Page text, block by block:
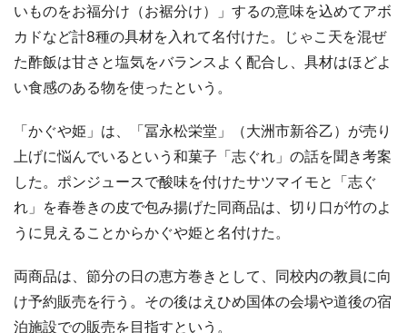
いものをお福分け（お裾分け）」するの意味を込めてアボ
カドなど計8種の具材を入れて名付けた。じゃこ天を混ぜ
た酢飯は甘さと塩気をバランスよく配合し、具材はほどよ
い食感のある物を使ったという。
「かぐや姫」は、「冨永松栄堂」（大洲市新谷乙）が売り
上げに悩んでいるという和菓子「志ぐれ」の話を聞き考案
した。ポンジュースで酸味を付けたサツマイモと「志ぐ
れ」を春巻きの皮で包み揚げた同商品は、切り口が竹のよ
うに見えることからかぐや姫と名付けた。
両商品は、節分の日の恵方巻きとして、同校内の教員に向
け予約販売を行う。その後はえひめ国体の会場や道後の宿
泊施設での販売を目指すという。